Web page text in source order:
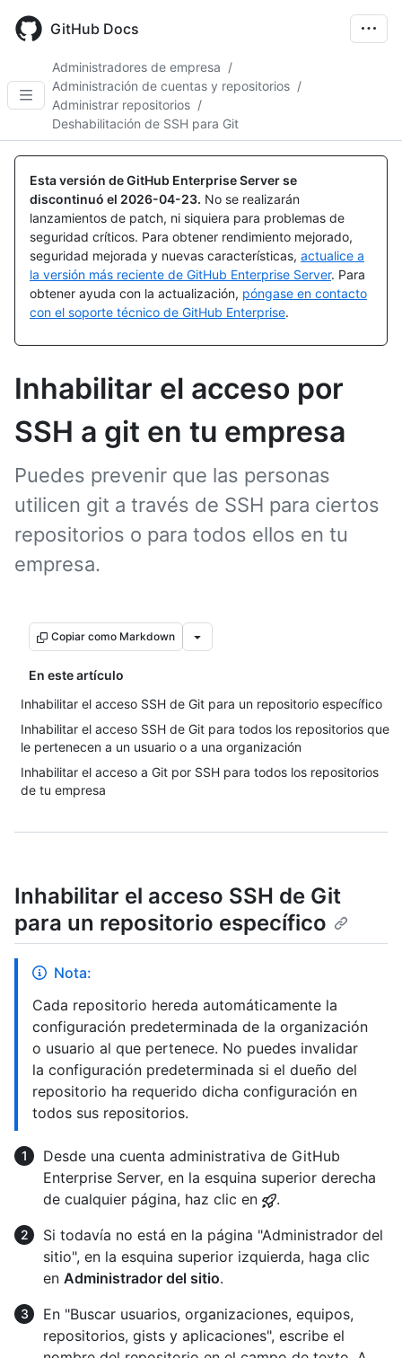
main
GitHub Docs
Administradores de empresa /
Administración de cuentas y repositorios /
Administrar repositorios /
Deshabilitación de SSH para Git
Esta versión de GitHub Enterprise Server se
discontinuó el 2026-04-23. No se realizarán
lanzamientos de patch, ni siquiera para problemas de
seguridad críticos. Para obtener rendimiento mejorado,
seguridad mejorada y nuevas características, actualice a
la versión más reciente de GitHub Enterprise Server. Para
obtener ayuda con la actualización, póngase en contacto
con el soporte técnico de GitHub Enterprise.
Inhabilitar el acceso por
SSH a git en tu empresa
Puedes prevenir que las personas
utilicen git a través de SSH para ciertos
repositorios o para todos ellos en tu
empresa.
Copiar como Markdown
En este artículo
Inhabilitar el acceso SSH de Git para un repositorio específico
Inhabilitar el acceso SSH de Git para todos los repositorios que
le pertenecen a un usuario o a una organización
Inhabilitar el acceso a Git por SSH para todos los repositorios
de tu empresa
Inhabilitar el acceso SSH de Git
para un repositorio específico
Nota:
Cada repositorio hereda automáticamente la
configuración predeterminada de la organización
o usuario al que pertenece. No puedes invalidar
la configuración predeterminada si el dueño del
repositorio ha requerido dicha configuración en
todos sus repositorios.
Desde una cuenta administrativa de GitHub
Enterprise Server, en la esquina superior derecha
de cualquier página, haz clic en
.
Si todavía no está en la página "Administrador del
sitio", en la esquina superior izquierda, haga clic
en Administrador del sitio.
En "Buscar usuarios, organizaciones, equipos,
repositorios, gists y aplicaciones", escribe el